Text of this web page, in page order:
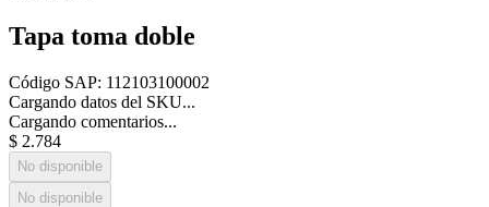
Tapa toma doble
Código SAP: 112103100002
Cargando datos del SKU...
Cargando comentarios...
$ 2.784
No disponible
No disponible